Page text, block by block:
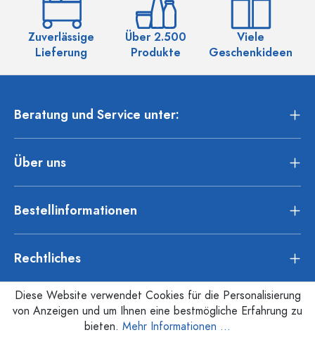
Zuverlässige
Lieferung
Über 2.500
Produkte
Viele
Geschenkideen
Beratung und Service unter:
Über uns
Bestellinformationen
Rechtliches
Diese Website verwendet Cookies für die Personalisierung
von Anzeigen und um Ihnen eine bestmögliche Erfahrung zu
bieten. Mehr Informationen ...